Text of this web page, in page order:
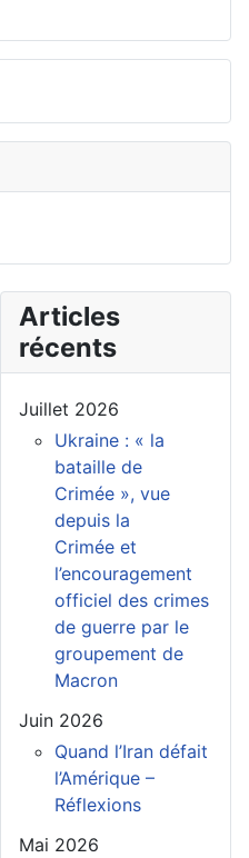
Articles
récents
Juillet 2026
Ukraine : « la
bataille de
Crimée », vue
depuis la
Crimée et
l’encouragement
officiel des crimes
de guerre par le
groupement de
Macron
Juin 2026
Quand l’Iran défait
l’Amérique –
Réflexions
Mai 2026